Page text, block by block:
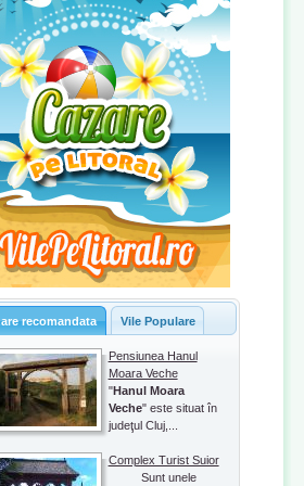
recomandata Vile Populare
Pensiunea Hanul
Moara Veche
"Hanul Moara
Veche" este situat în
judeţul Cluj,...
Complex Turist Suior
Sunt unele